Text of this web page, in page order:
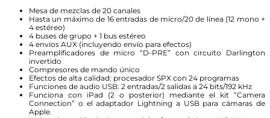
Mesa de mezclas de 20 canales
Hasta un máximo de 16 entradas de micro/20 de línea (12 mono +
4 estéreo)
4 buses de grupo + 1 bus estéreo
4 envíos AUX (incluyendo envío para efectos)
Preamplificadores de micro “D-PRE” con circuito Darlington
invertido
Compresores de mando único
Efectos de alta calidad: procesador SPX con 24 programas
Funciones de audio USB: 2 entradas/2 salidas a 24 bits/192 kHz
Funciona con iPad (2 o posterior) mediante el kit “Camera
Connection” o el adaptador Lightning a USB para cámaras de
Apple.